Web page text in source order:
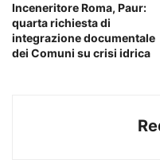
Inceneritore Roma, Paur:
quarta richiesta di
integrazione documentale
dei Comuni su crisi idrica